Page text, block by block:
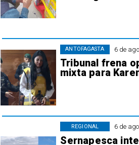
6 de
Tribunal frena
mixta para
ANTOFAGASTA
6 de
Sernapesca
REGIONAL